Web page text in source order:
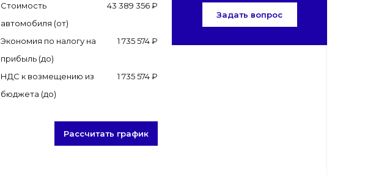
Стоимость
автомобиля (от)
43 389 356 ₽
Экономия по налогу на
прибыль (до)
1 735 574 ₽
НДС к возмещению из
бюджета (до)
1 735 574 ₽
Рассчитать график
Задать вопрос